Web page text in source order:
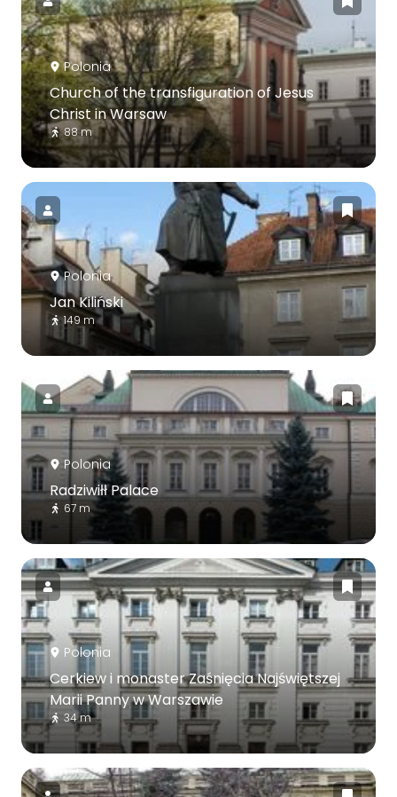
Polonia
Church of the transfiguration of Jesus
Christ in Warsaw
88 m
Polonia
Jan Kiliński
149 m
Polonia
Radziwiłł Palace
67 m
Polonia
Cerkiew i monaster Zaśnięcia Najświętszej
Marii Panny w Warszawie
34 m